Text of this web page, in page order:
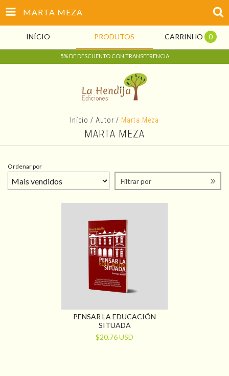
MARTA MEZA
INÍCIO PRODUTOS CARRINHO 0
5% DE DESCUENTO CON TRANSFERENCIA
Início / Autor / Marta Meza
MARTA MEZA
Ordenar por
Filtrar por
PENSAR LA EDUCACIÓN
SITUADA
$20.76 USD